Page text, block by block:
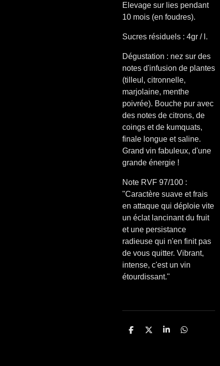
Elevage sur lies pendant
10 mois (en foudres).
Sucres résiduels : 4gr / l.
Dégustation : nez sur des
notes d'infusion de plantes
(tilleul, citronnelle,
marjolaine, menthe
poivrée). Bouche pur avec
des notes de citrons, de
coings et de kumquats,
finale longue et saline.
Grand vin fabuleux, d'une
grande énergie !
Note RVF 97/100 :
"Caractère suave et frais
en attaque qui déploie vite
un éclat lancinant du fruit
et une persistance
radieuse qui n'en finit pas
de vous quitter. Vibrant,
intense, c'est un vin
étourdissant."
P
P
P
P